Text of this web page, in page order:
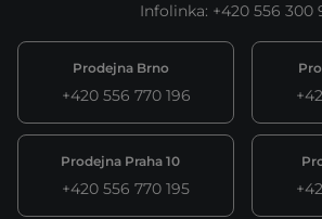
Infolinka: +420 556 300
Prodejna Brno
+420 556 770 196
Prodejna Praha 10
+420 556 770 195